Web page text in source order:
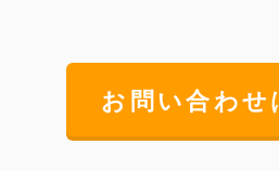
お問い合わせ